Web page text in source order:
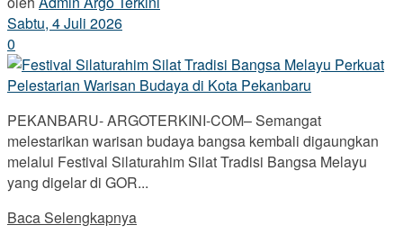
Sabtu, 4 Juli 2026
0
PEKANBARU- ARGOTERKINI-COM– Semangat
melestarikan warisan budaya bangsa kembali digaungkan
melalui Festival Silaturahim Silat Tradisi Bangsa Melayu
yang digelar di GOR...
Baca Selengkapnya